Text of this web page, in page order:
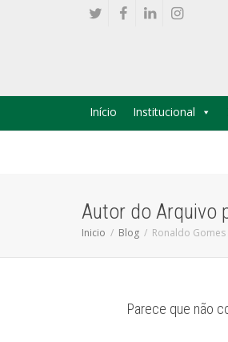
Início Institucional
Autor do Arquivo
Inicio Blog Ronaldo Gomes
Parece que não